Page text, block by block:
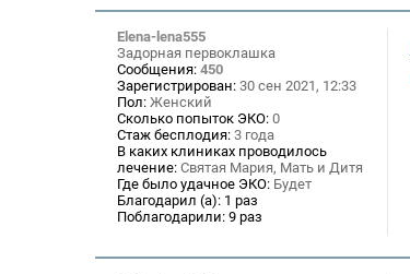
Elena-lena555
Задорная первоклашка
Сообщения: 450
Зарегистрирован: 30 сен 2021, 12:33
Пол: Женский
Сколько попыток ЭКО: 0
Стаж бесплодия: 3 года
В каких клиниках проводилось
лечение: Святая Мария, Мать и Дитя
Где было удачное ЭКО: Будет
Благодарил (а): 1 раз
Поблагодарили: 9 раз